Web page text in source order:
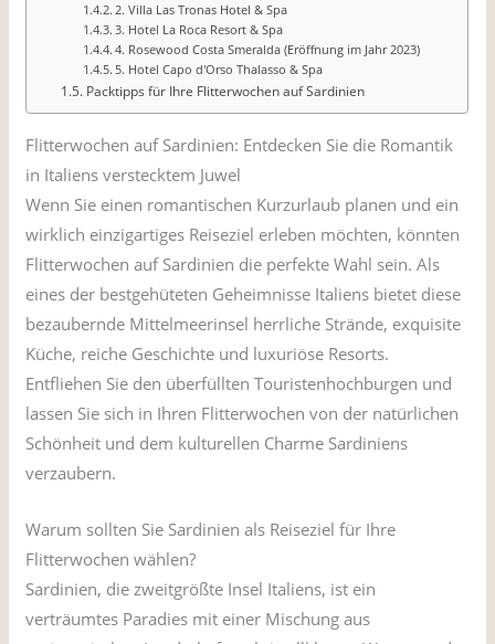
2. Villa Las Tronas Hotel & Spa
3. Hotel La Roca Resort & Spa
4. Rosewood Costa Smeralda (Eröffnung im Jahr 2023)
5. Hotel Capo d'Orso Thalasso & Spa
Packtipps für Ihre Flitterwochen auf Sardinien
Flitterwochen auf Sardinien: Entdecken Sie die Romantik
in Italiens verstecktem Juwel
Wenn Sie einen romantischen Kurzurlaub planen und ein
wirklich einzigartiges Reiseziel erleben möchten, könnten
Flitterwochen auf Sardinien die perfekte Wahl sein. Als
eines der bestgehüteten Geheimnisse Italiens bietet diese
bezaubernde Mittelmeerinsel herrliche Strände, exquisite
Küche, reiche Geschichte und luxuriöse Resorts.
Entfliehen Sie den überfüllten Touristenhochburgen und
lassen Sie sich in Ihren Flitterwochen von der natürlichen
Schönheit und dem kulturellen Charme Sardiniens
verzaubern.
Warum sollten Sie Sardinien als Reiseziel für Ihre
Flitterwochen wählen?
Sardinien, die zweitgrößte Insel Italiens, ist ein
verträumtes Paradies mit einer Mischung aus